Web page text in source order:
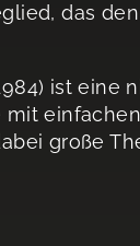
das
ist eine
große